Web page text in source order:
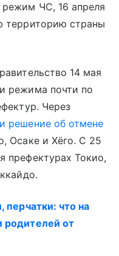
ЧС, 16 апреля
территорию страны
14 мая
режима почти по
Через
решение об отмене
Осаке и Хёго. С 25
префектурах Токио,
перчатки: что на
родителей от